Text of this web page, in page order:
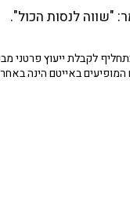
"שווה לנסות הכול".
לקבלת ייעוץ פרטני
באייטם הינה